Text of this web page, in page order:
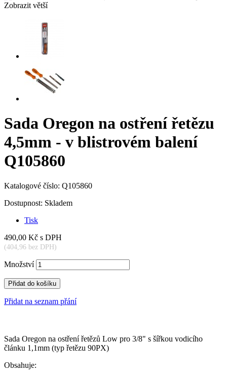
Zobrazit větší
Sada Oregon na ostření řetězu
4,5mm - v blistrovém balení
Q105860
Katalogové číslo: Q105860
Dostupnost: Skladem
Tisk
490,00 Kč s DPH
(404,96 bez DPH)
Množství
Přidat do košíku
Přidat na seznam přání
Sada Oregon na ostření řetězů Low pro 3/8" s šířkou vodicího
článku 1,1mm (typ řetězu 90PX)
Obsahuje: